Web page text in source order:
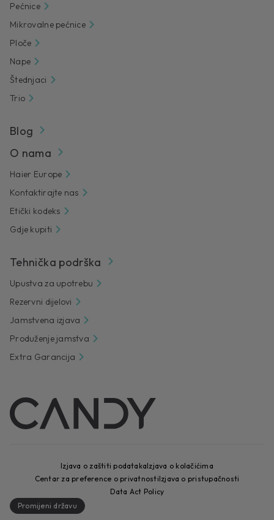
Pećnice
Mikrovalne pećnice
Ploče
Nape
Štednjaci
Trio
Blog
O nama
Haier Europe
Kontaktirajte nas
Etički kodeks
Gdje kupiti
Tehnička podrška
Upustva za upotrebu
Rezervni dijelovi
Jamstvena izjava
Produženje jamstva
Extra Garancija
Izjava o zaštiti podatakaIzjava o kolačićima
Centar za preference o privatnostiIzjava o pristupačnosti
Data Act Policy
Promijeni državu